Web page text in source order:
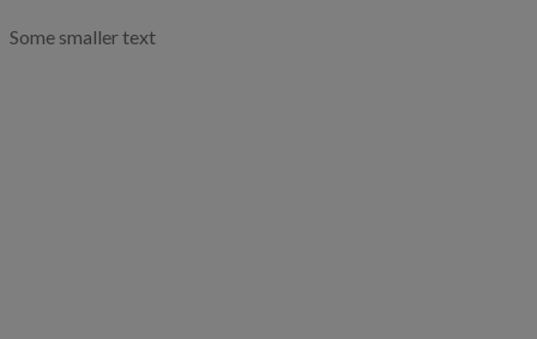
Some smaller text